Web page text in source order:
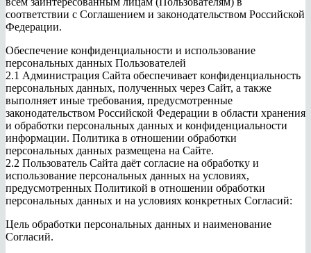
соответствии с Соглашением и законодательством Российской
Федерации.
Обеспечение конфиденциальности и использование
персональных данных Пользователей
2.1 Администрация Сайта обеспечивает конфиденциальность
персональных данных, полученных через Сайт, а также
выполняет иные требования, предусмотренные
законодательством Российской Федерации в области хранения
и обработки персональных данных и конфиденциальности
информации. Политика в отношении обработки
персональных данных размещена на Сайте.
2.2 Пользователь Сайта даёт согласие на обработку и
использование персональных данных на условиях,
предусмотренных Политикой в отношении обработки
персональных данных и на условиях конкретных Согласий:
Цель обработки персональных данных и наименование
Согласий.